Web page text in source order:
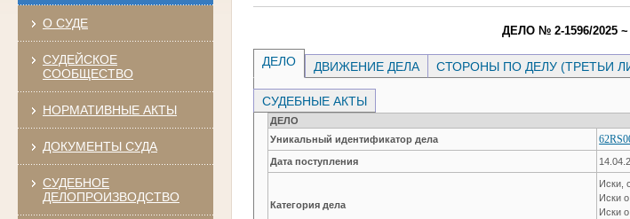
О СУДЕ
СУДЕЙСКОЕ
СООБЩЕСТВО
НОРМАТИВНЫЕ АКТЫ
ДОКУМЕНТЫ СУДА
СУДЕБНОЕ
ДЕЛОПРОИЗВОДСТВО
ДЕЛО № 2-1596/2025 ~
ДЕЛО ДВИЖЕНИЕ ДЕЛА СТОРОНЫ ПО ДЕЛУ (ТРЕТЬИ
СУДЕБНЫЕ АКТЫ
ДЕЛО
Уникальный идентификатор дела
Дата поступления
Категория дела
Иски,
Иски
Иски